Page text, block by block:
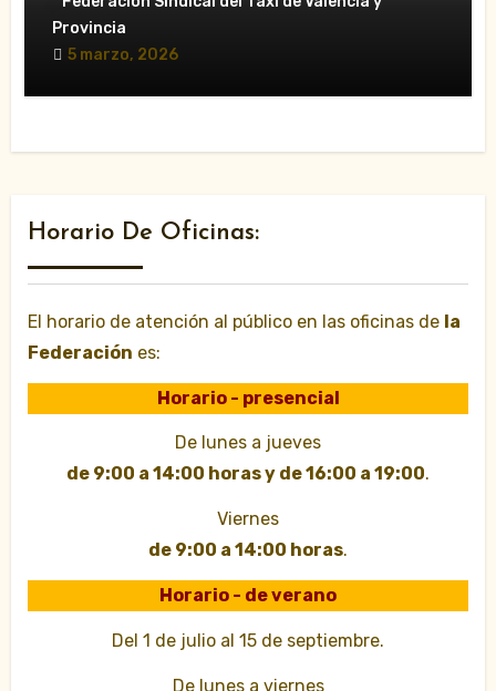
Provincia
5 marzo, 2026
Horario De Oficinas:
El horario de atención al público en las oficinas de la
Federación es:
Horario - presencial
De lunes a jueves
de 9:00 a 14:00 horas y de 16:00 a 19:00.
Viernes
de 9:00 a 14:00 horas.
Horario - de verano
Del 1 de julio al 15 de septiembre.
De lunes a viernes